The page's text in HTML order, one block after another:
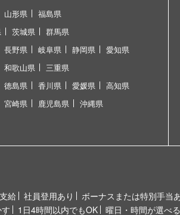
山形県 福島県
茨城県 群馬県
長野県 岐阜県 静岡県 愛知県
和歌山県 三重県
徳島県 香川県 愛媛県 高知県
宮崎県 鹿児島県 沖縄県
給 社員登用あり ボーナスまたは特別手当
1日4時間以内でもOK 曜日・時間が選べる